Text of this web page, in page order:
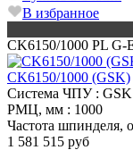
В избранное
CK6150/1000 PL G-
CK6150/1000 (GSK)
Система ЧПУ:
РМЦ, мм : 1000
Частота шпинделя,
1 581 515 руб